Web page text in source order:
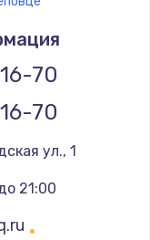
70
70
ул., 1
21:00